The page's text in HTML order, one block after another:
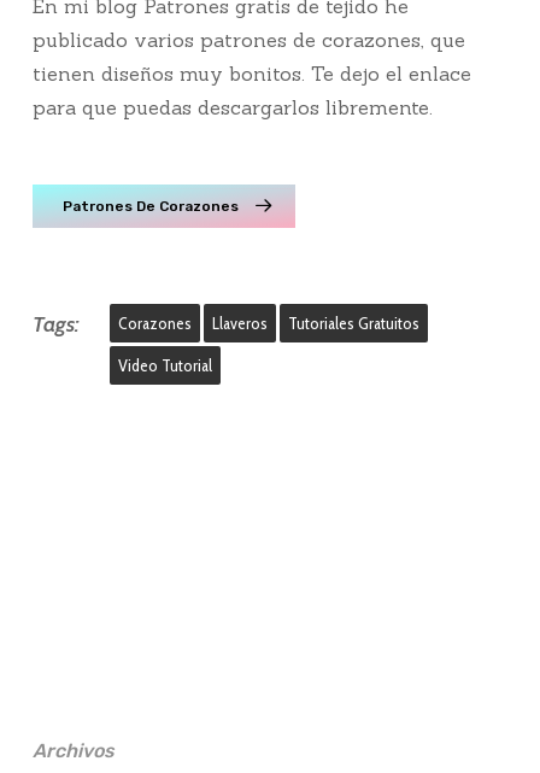
En mi blog Patrones gratis de tejido he
publicado varios patrones de corazones, que
tienen diseños muy bonitos. Te dejo el enlace
para que puedas descargarlos libremente.
Patrones De Corazones
Tags: Corazones Llaveros
Tutoriales Gratuitos
Video Tutorial
Archivos